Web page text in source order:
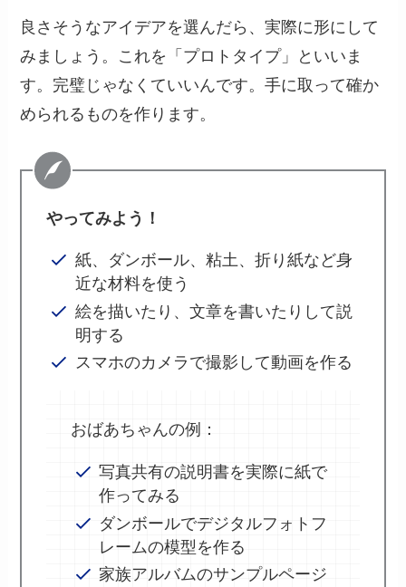
良さそうなアイデアを選んだら、実際に形にして
みましょう。これを「プロトタイプ」といいま
す。完璧じゃなくていいんです。手に取って確か
められるものを作ります。
やってみよう！
紙、ダンボール、粘土、折り紙など身
近な材料を使う
絵を描いたり、文章を書いたりして説
明する
スマホのカメラで撮影して動画を作る
おばあちゃんの例：
写真共有の説明書を実際に紙で
作ってみる
ダンボールでデジタルフォトフ
レームの模型を作る
家族アルバムのサンプルページ